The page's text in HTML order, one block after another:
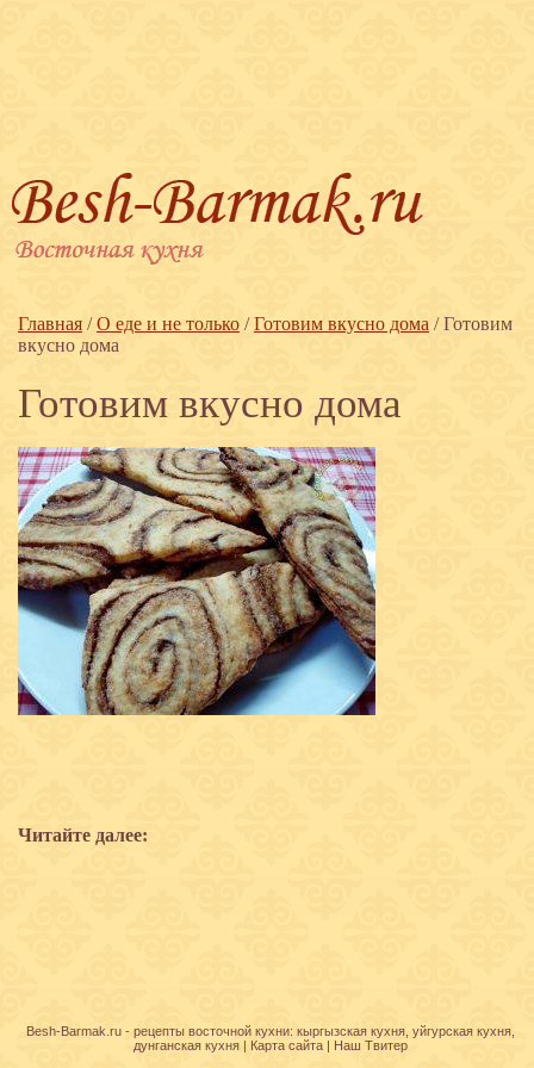
Главная /О еде и не только /Готовим вкусно дома /Готовим
вкусно дома
Готовим вкусно дома
Читайте далее:
Besh-Barmak.ru - рецепты восточной кухни: кыргызская кухня, уйгурская кухня,
дунганская кухня| Карта сайта| Наш Твитер